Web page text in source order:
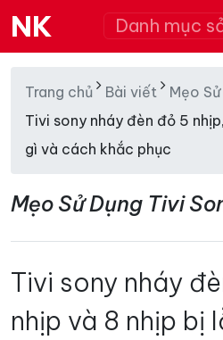
NK Danh mục
Trang chủ Bài viết
Mẹo
Tivi sony nháy đèn đỏ 5
gì và cách khắc phục
Mẹo Sử Dụng Tivi
Tivi sony nháy
nhịp và 8 nhịp bị